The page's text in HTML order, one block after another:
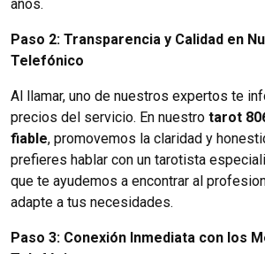
años.
Paso 2: Transparencia y Calidad en
Telefónico
Al llamar, uno de nuestros expertos te
precios del servicio. En nuestro tarot
fiable, promovemos la claridad y
prefieres hablar con un tarotista
que te ayudemos a encontrar al
adapte a tus necesidades.
Paso 3: Conexión Inmediata con los